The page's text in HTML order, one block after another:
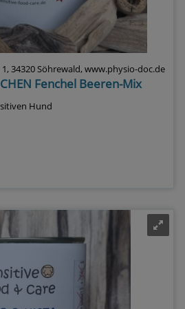
34320 Söhrewald, www.physio-doc.de
Fenchel Beeren-Mix
Hund